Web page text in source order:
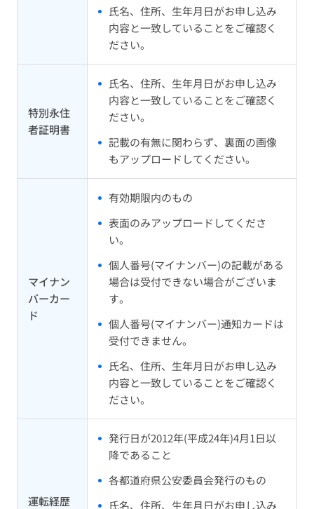
氏名、住所、生年月日がお申し込み
内容と一致していることをご確認く
ださい。
特別永住
者証明書
氏名、住所、生年月日がお申し込み
内容と一致していることをご確認く
ださい。
記載の有無に関わらず、裏面の画像
もアップロードしてください。
マイナン
バーカー
ド
有効期限内のもの
表面のみアップロードしてくださ
い。
個人番号(マイナンバー)の記載がある
場合は受付できない場合がございま
す。
個人番号(マイナンバー)通知カードは
受付できません。
氏名、住所、生年月日がお申し込み
内容と一致していることをご確認く
ださい。
運転経歴
発行日が2012年(平成24年)4月1日以
降であること
各都道府県公安委員会発行のもの
氏名、住所、生年月日がお申し込み